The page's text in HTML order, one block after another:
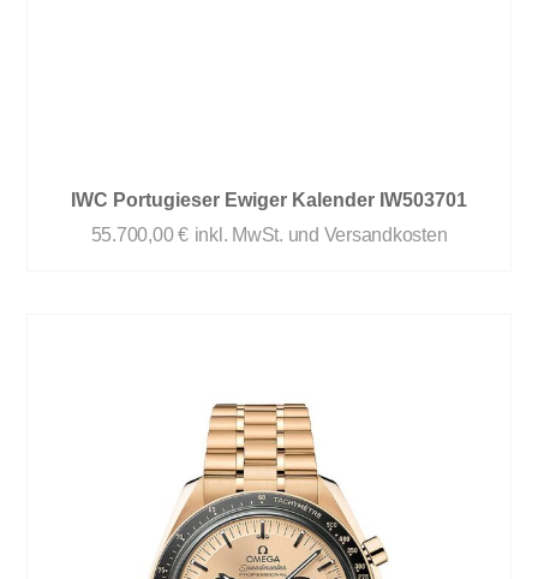
IWC Portugieser Ewiger Kalender IW503701
55.700,00€ inkl. MwSt. und Versandkosten